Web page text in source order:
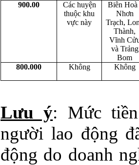
900.00
Các huyện
thuộc khu
vực này
Biên Hoà
Nhơn
Trạch,
Thành,
Vĩnh
và Trảng
Bom
800.000
Không Không
Lưu ý: Mức
người lao động
động do doanh